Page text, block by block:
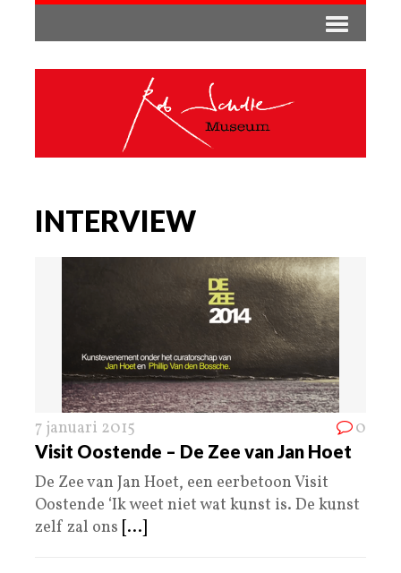
INTERVIEW
7 januari 2015 0
Visit Oostende – De Zee van Jan Hoet
De Zee van Jan Hoet, een eerbetoon Visit
Oostende ‘Ik weet niet wat kunst is. De kunst
zelf zal ons [...]